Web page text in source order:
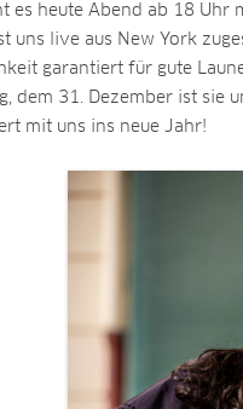
es heute Abend ab 18
uns live aus New York
garantiert für gute
dem 31. Dezember ist sie
mit uns ins neue Jahr!